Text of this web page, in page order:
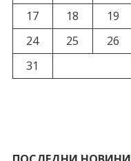
17
18 19
24
25 26
31